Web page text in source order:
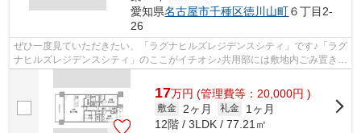
愛知県名古屋市千種区徳川山町６丁目2-
26
ぜひ一度見ていただきたい、「ラグナヒルズレジデンスシティ」です♪「ラグ
ナヒルズレジデンスシティ」のここがイチオシ♪共用部には敷地内ごみ置き
17万円 (管理費等：20,000円 )
敷金 2ヶ月 礼金
1ヶ月
12階 / 3LDK / 77.21㎡